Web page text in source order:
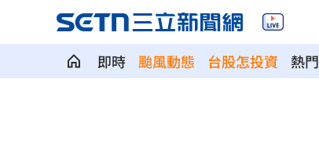
即時 颱風動態 台股怎投資 熱門